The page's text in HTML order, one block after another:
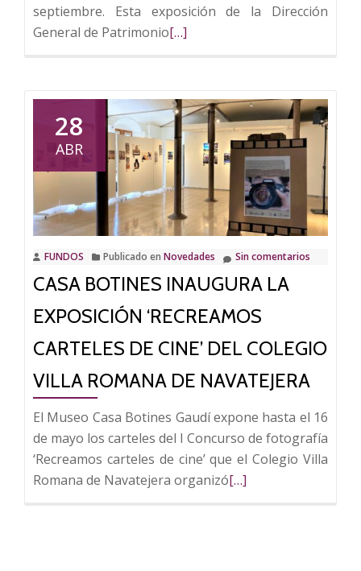
septiembre. Esta exposición de la Dirección
General de PatrimonioLeer
exposición
«La
memoria
taurina:
fotografías
taurinas
en
los
Archivos
se
prorroga
el
10
de
septiembre
[…]
28
ABR
FUNDOS Publicado en Novedades Sin comentarios
CASA BOTINES INAUGURA LA
EXPOSICIÓN ‘RECREAMOS
CARTELES DE CINE’ DEL COLEGIO
VILLA ROMANA DE NAVATEJERA
El Museo Casa Botines Gaudí expone hasta el 16
de mayo los carteles del I Concurso de fotografía
‘Recreamos carteles de cine’ que el Colegio Villa
Romana de Navatejera organizóLeer
[…]